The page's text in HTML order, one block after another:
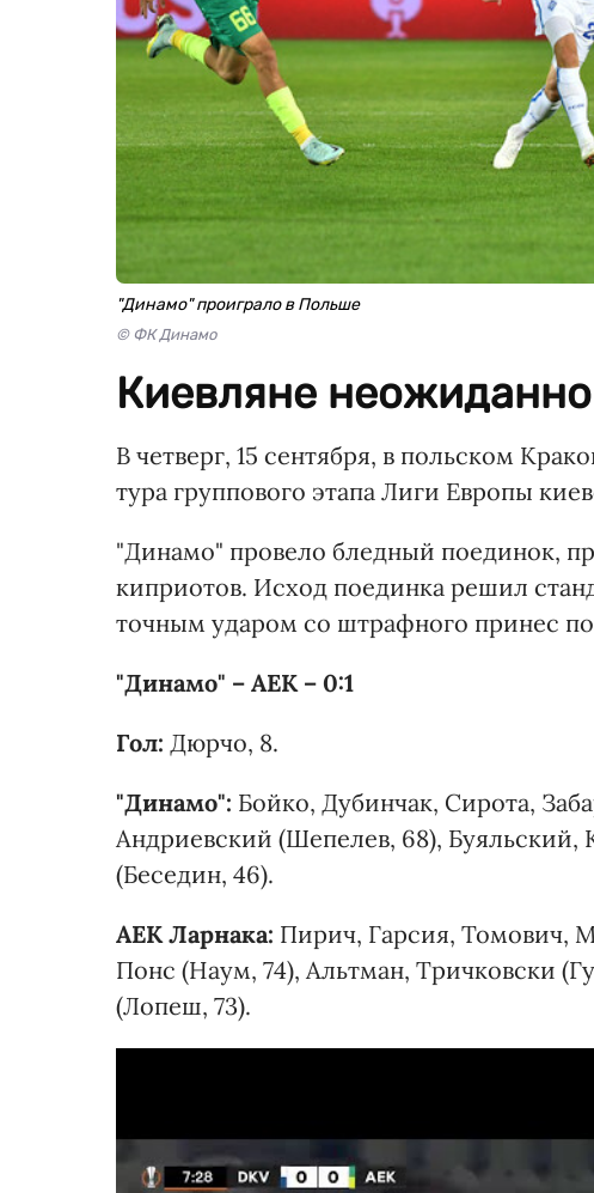
"Динамо" проиграло в Польше
© ФК Динамо
Киевляне
В четверг, 15 сентября, в польском
тура группового этапа Лиги Европы
"Динамо" провело бледный поединок,
киприотов. Исход поединка решил
точным ударом со штрафного принес
"Динамо" – АЕК – 0:1
Гол: Дюрчо, 8.
"Динамо": Бойко, Дубинчак, Сирота,
Андриевский (Шепелев, 68), Буяльский,
(Беседин, 46).
АЕК Ларнака: Пирич, Гарсия, Томович,
Понс (Наум, 74), Альтман, Тричковски
(Лопеш, 73).